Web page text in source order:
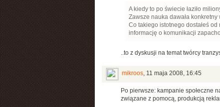
A kiedy to po świecie łaziło
Zawsze nauka dawała konkretny
Co takiego istotnego dostałeś
informację o komunikacji
..to z dyskusji na temat twórcy
mikroos, 11 maja 2008, 16:45
Po pierwsze: kampanie społeczne
związane z pomocą, produkcją